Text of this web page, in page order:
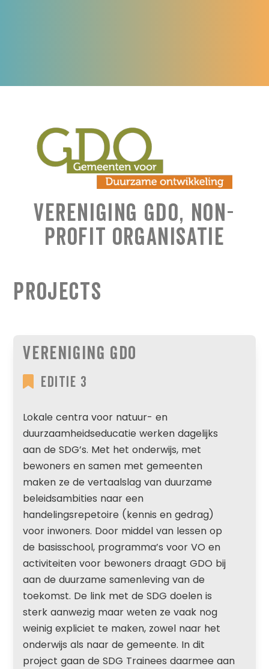
Vereniging GDO, Non-
Profit Organisatie
Projects
Vereniging GDO
Editie 3
Lokale centra voor natuur- en
duurzaamheidseducatie werken dagelijks
aan de SDG’s. Met het onderwijs, met
bewoners en samen met gemeenten
maken ze de vertaalslag van duurzame
beleidsambities naar een
handelingsrepetoire (kennis en gedrag)
voor inwoners. Door middel van lessen op
de basisschool, programma’s voor VO en
activiteiten voor bewoners draagt GDO bij
aan de duurzame samenleving van de
toekomst. De link met de SDG doelen is
sterk aanwezig maar weten ze vaak nog
weinig expliciet te maken, zowel naar het
onderwijs als naar de gemeente. In dit
project gaan de SDG Trainees daarmee aan